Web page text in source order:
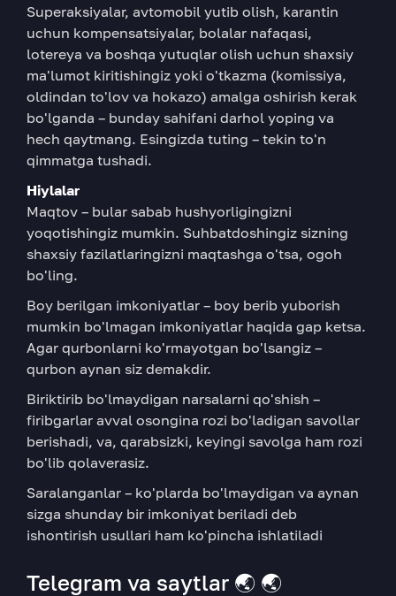
Superaksiyalar, avtomobil yutib olish, karantin
uchun kompensatsiyalar, bolalar nafaqasi,
lotereya va boshqa yutuqlar olish uchun shaxsiy
ma'lumot kiritishingiz yoki o'tkazma (komissiya,
oldindan to'lov va hokazo) amalga oshirish kerak
bo'lganda – bunday sahifani darhol yoping va
hech qaytmang. Esingizda tuting – tekin to'n
qimmatga tushadi.
Hiylalar
Maqtov – bular sabab hushyorligingizni
yoqotishingiz mumkin. Suhbatdoshingiz sizning
shaxsiy fazilatlaringizni maqtashga o'tsa, ogoh
bo'ling.
Boy berilgan imkoniyatlar – boy berib yuborish
mumkin bo'lmagan imkoniyatlar haqida gap ketsa.
Agar qurbonlarni ko'rmayotgan bo'lsangiz –
qurbon aynan siz demakdir.
Biriktirib bo'lmaydigan narsalarni qo'shish –
firibgarlar avval osongina rozi bo'ladigan savollar
berishadi, va, qarabsizki, keyingi savolga ham rozi
bo'lib qolaverasiz.
Saralanganlar – ko'plarda bo'lmaydigan va aynan
sizga shunday bir imkoniyat beriladi deb
ishontirish usullari ham ko'pincha ishlatiladi
Telegram va saytlar 🌏 🌏